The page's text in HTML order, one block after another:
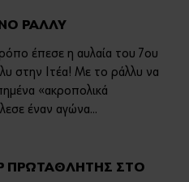
ΤΩΡΑ
ΡΑΛΛΥ
έπεσε η αυλαία του 7ου
στην Ιτέα! Με το ράλλυ να
«ακροπολικά
έναν αγώνα...
ΠΡΩΤΑΘΛΗΤΗΣ ΣΤΟ